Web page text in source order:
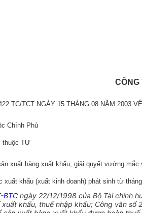
CÔNG
TC/TCT NGÀY 15 THÁNG 08 NĂM 2003
Chính Phủ
thuộc TƯ
xuất hàng xuất khẩu, giải quyết vướng
khẩu (xuất kinh doanh) phát sinh từ
BTC ngày 22/12/1998 của Bộ Tài chính
khẩu, thuế nhập khẩu; Công văn